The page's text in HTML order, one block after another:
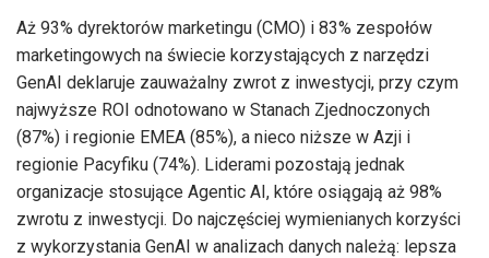
Aż 93% dyrektorów marketingu (CMO) i 83% zespołów
marketingowych na świecie korzystających z narzędzi
GenAI deklaruje zauważalny zwrot z inwestycji, przy czym
najwyższe ROI odnotowano w Stanach Zjednoczonych
(87%) i regionie EMEA (85%), a nieco niższe w Azji i
regionie Pacyfiku (74%). Liderami pozostają jednak
organizacje stosujące Agentic AI, które osiągają aż 98%
zwrotu z inwestycji. Do najczęściej wymienianych korzyści
z wykorzystania GenAI w analizach danych należą: lepsza